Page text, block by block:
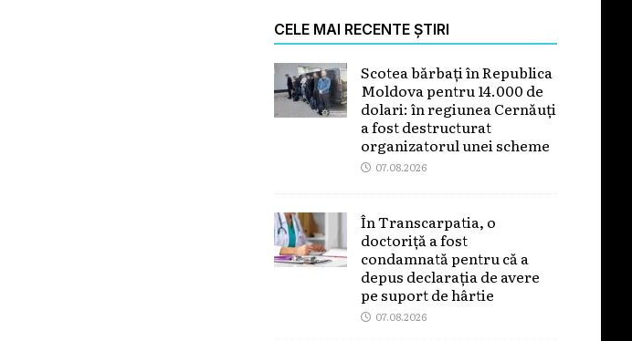
CELE MAI RECENTE ȘTIRI
Scotea bărbați în Republica
Moldova pentru 14.000 de
dolari: în regiunea Cernăuți
a fost destructurat
organizatorul unei scheme
07.08.2026
În Transcarpatia, o
doctoriță a fost
condamnată pentru că a
depus declarația de avere
pe suport de hârtie
07.08.2026